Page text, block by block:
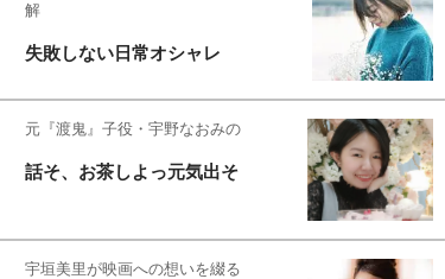
解
失敗しない日常オシャレ
元『渡鬼』子役・宇野なおみの
話そ、お茶しよっ元気出そ
宇垣美里が映画への想いを綴る